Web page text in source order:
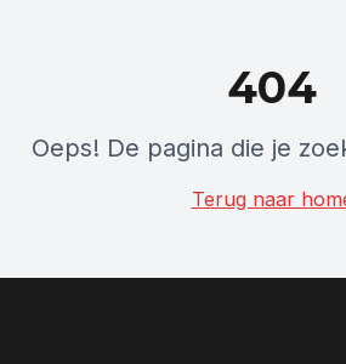
404
Oeps! De pagina die je
Terug naar